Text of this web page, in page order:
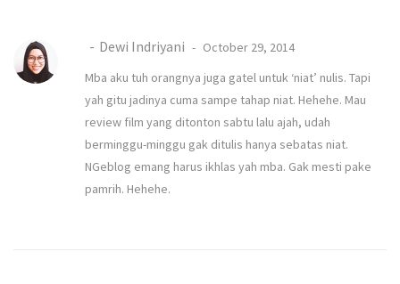
Dewi Indriyani
October 29, 2014
Mba aku tuh orangnya juga gatel untuk ‘niat’ nulis. Tapi
yah gitu jadinya cuma sampe tahap niat. Hehehe. Mau
review film yang ditonton sabtu lalu ajah, udah
berminggu-minggu gak ditulis hanya sebatas niat.
NGeblog emang harus ikhlas yah mba. Gak mesti pake
pamrih. Hehehe.